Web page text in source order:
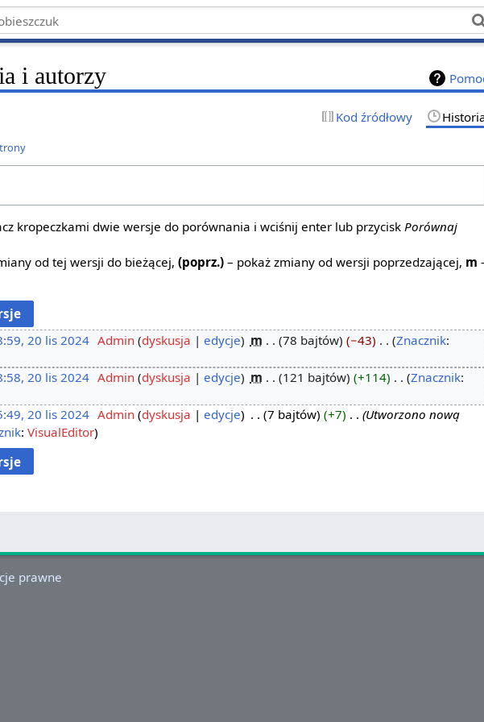
i autorzy
Kod źródłowy
kropeczkami dwie wersje do porównania i wciśnij enter lub przycisk Porównaj
od tej wersji do bieżącej,(poprz.) – pokaż zmiany od wersji poprzedzającej, m
20 lis 2024‎ Admin dyskusja edycje m 78 bajtów −43 Znacznik:
20 lis 2024‎ Admin dyskusja edycje m 121 bajtów +114 Znacznik:
20 lis 2024‎ Admin dyskusja edycje 7 bajtów +7
Utworzono nową
: VisualEditor
prawne